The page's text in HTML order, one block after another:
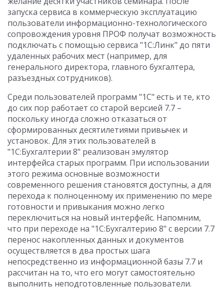
запуска сервиса в коммерческую эксплуатацию
пользователи информационно-технологического
сопровождения уровня ПРОФ получат возможность
подключать с помощью сервиса "1С:Линк" до пяти
удаленных рабочих мест (например, для
генерального директора, главного бухгалтера,
разъездных сотрудников).
Среди пользователей программ "1С" есть и те, кто
до сих пор работает со старой версией 7.7 –
поскольку иногда сложно отказаться от
сформированных десятилетиями привычек и
установок. Для этих пользователей в
"1С:Бухгалтерии 8" реализован эмулятор
интерфейса старых программ. При использовании
этого режима основные возможности
современного решения становятся доступны, а для
перехода к полноценному их применению по мере
готовности и привыкания можно легко
переключиться на новый интерфейс. Напомним,
что при переходе на "1С:Бухгалтерию 8" с версии 7.7
перенос накопленных данных и документов
осуществляется в два простых шага
непосредственно из информационной базы 7.7 и
рассчитан на то, что его могут самостоятельно
выполнить неподготовленные пользователи.